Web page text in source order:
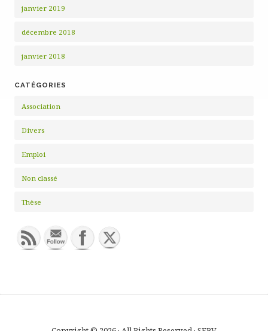
janvier 2019
décembre 2018
janvier 2018
CATÉGORIES
Association
Divers
Emploi
Non classé
Thèse